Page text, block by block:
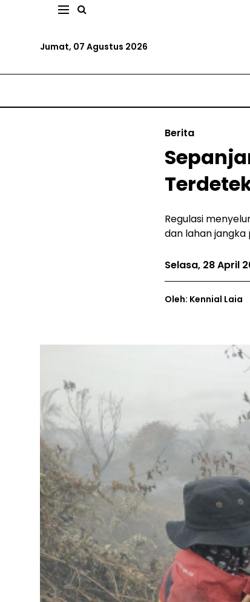
Jumat, 07 Agustus 2026
Berita
Regulasi
dan lahan jangka
Selasa, 28 April
Oleh: Kennial Laia